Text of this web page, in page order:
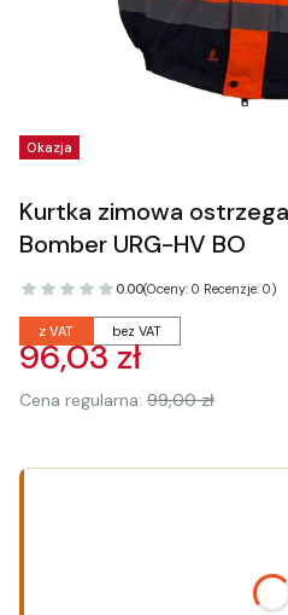
Tagi produktu
Okazja
Kurtka zimowa
Bomber URG-HV BO
0.00(Oceny: 0 Recenzje: 0)
z VAT bez VAT
96,03 zł
Cena regularna: 99,00 zł